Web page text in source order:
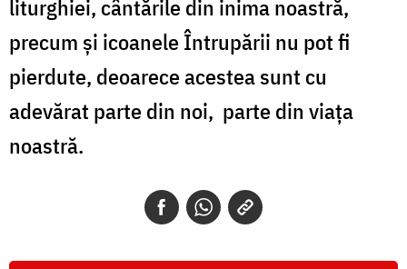
liturghiei, cântările din inima noastră,
precum și icoanele Întrupării nu pot fi
pierdute, deoarece acestea sunt cu
adevărat parte din noi, parte din viața
noastră.